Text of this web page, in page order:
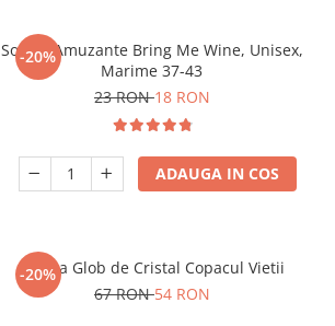
-20%
Sosete Amuzante Bring Me Wine, Unisex,
Marime 37-43
23 RON18 RON
ADAUGA IN COS
-20%
Lampa Glob de Cristal Copacul Vietii
67 RON54 RON